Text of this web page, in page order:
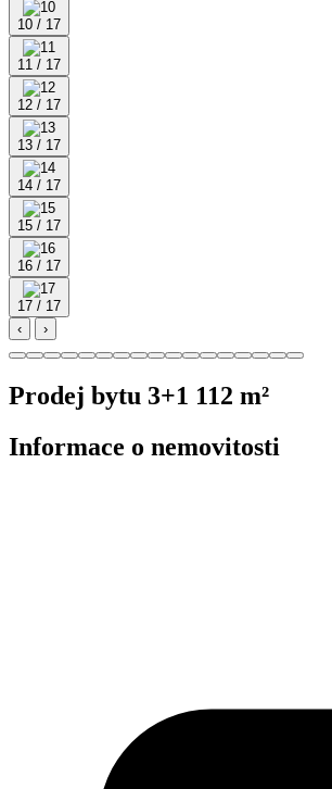
10 / 17
11 / 17
12 / 17
13 / 17
14 / 17
15 / 17
16 / 17
17 / 17
‹
›
Prodej bytu 3+1 112 m²
Informace o nemovitosti